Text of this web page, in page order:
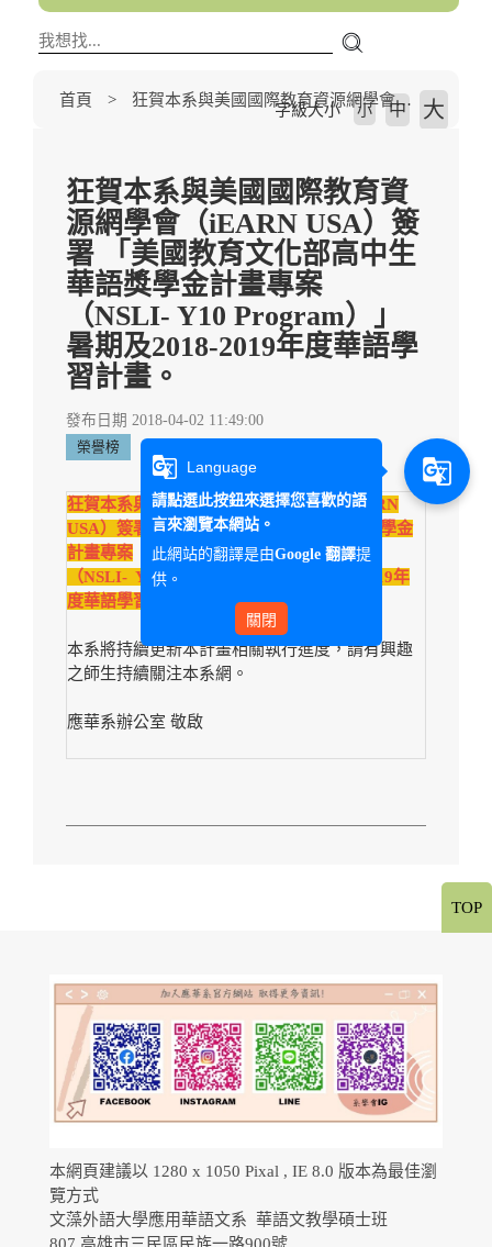
首頁 狂賀本系與美國國際教育資源網學會（iEARN USA）簽署 「美國教育文化部高中生華語獎學金計畫專案（NSLI- Y10 Program）」暑期及2018-2019年度華語學習計畫。
字級大小 小 中 大
狂賀本系與美國國際教育資
源網學會（iEARN USA）簽
署 「美國教育文化部高中生
華語獎學金計畫專案
（NSLI- Y10 Program）」
暑期及2018-2019年度華語學
習計畫。
發布日期 2018-04-02 11:49:00
榮譽榜
狂賀本系與美國國際教育資源網學會（iEARN
USA）簽署
「美國教育文化部高中生華語獎學金
計畫專案
（NSLI- Y10 Program 2018-2019年
度華語學習計畫。
本系將持續更新本計畫相關執行進度，請有興趣
之師生持續關注本系網。
應華系辦公室 敬啟
本網頁建議以 1280 x 1050 Pixal , IE 8.0 版本為最佳瀏
覽方式
文藻外語大學應用華語文系 華語文教學碩士班
807 高雄市三民區民族一路900號
TOP
g_translate Language
請點選此按鈕來選擇您喜歡的語
言來瀏覽本網站。
此網站的翻譯是由Google 翻譯提
供。
關閉
g_translate